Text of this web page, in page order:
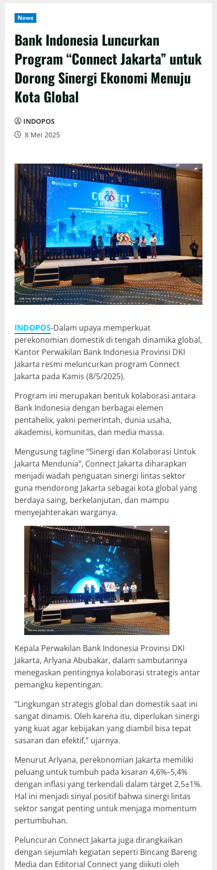
News
Bank Indonesia Luncurkan
Program “Connect Jakarta” untuk
Dorong Sinergi Ekonomi Menuju
Kota Global
INDOPOS
8 Mei 2025
INDOPOS-Dalam upaya memperkuat
perekonomian domestik di tengah dinamika global,
Kantor Perwakilan Bank Indonesia Provinsi DKI
Jakarta resmi meluncurkan program Connect
Jakarta pada Kamis (8/5/2025).
Program ini merupakan bentuk kolaborasi antara
Bank Indonesia dengan berbagai elemen
pentahelix, yakni pemerintah, dunia usaha,
akademisi, komunitas, dan media massa.
Mengusung tagline “Sinergi dan Kolaborasi Untuk
Jakarta Mendunia”, Connect Jakarta diharapkan
menjadi wadah penguatan sinergi lintas sektor
guna mendorong Jakarta sebagai kota global yang
berdaya saing, berkelanjutan, dan mampu
menyejahterakan warganya.
Kepala Perwakilan Bank Indonesia Provinsi DKI
Jakarta, Arlyana Abubakar, dalam sambutannya
menegaskan pentingnya kolaborasi strategis antar
pemangku kepentingan.
“Lingkungan strategis global dan domestik saat ini
sangat dinamis. Oleh karena itu, diperlukan sinergi
yang kuat agar kebijakan yang diambil bisa tepat
sasaran dan efektif,” ujarnya.
Menurut Arlyana, perekonomian Jakarta memiliki
peluang untuk tumbuh pada kisaran 4,6%–5,4%
dengan inflasi yang terkendali dalam target 2,5±1%.
Hal ini menjadi sinyal positif bahwa sinergi lintas
sektor sangat penting untuk menjaga momentum
pertumbuhan.
Peluncuran Connect Jakarta juga dirangkaikan
dengan sejumlah kegiatan seperti Bincang Bareng
Media dan Editorial Connect yang diikuti oleh